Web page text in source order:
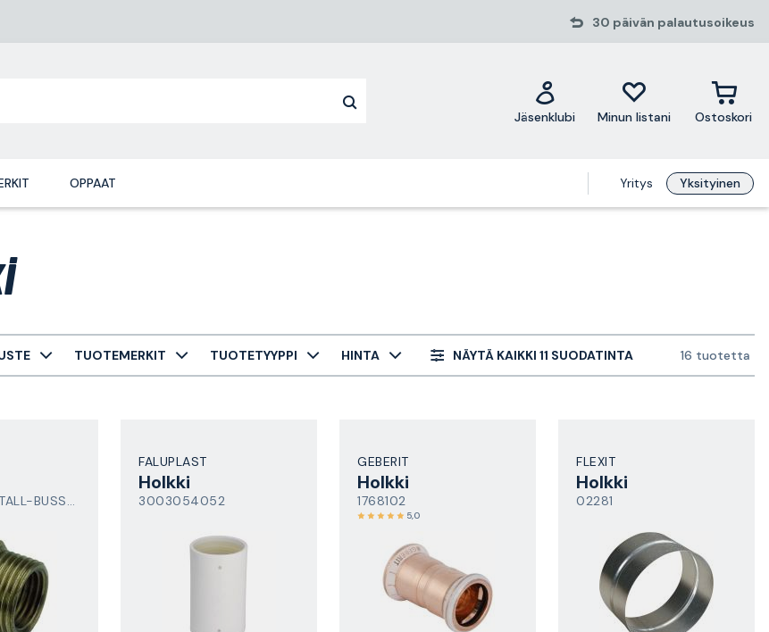
30 päivän palautusoikeus
Jäsenklubi Minun listani Ostoskori
OPPAAT Yritys Yksityinen
TUOTEMERKIT TUOTETYYPPI HINTA NÄYTÄ KAIKKI 11 SUODATINTA 16 tuotetta
G20XG15 METALL-BUSSNING
FALUPLAST
Holkki
3003054052
GEBERIT
Holkki
1768102
5,0
FLEXIT
Holkki
02281